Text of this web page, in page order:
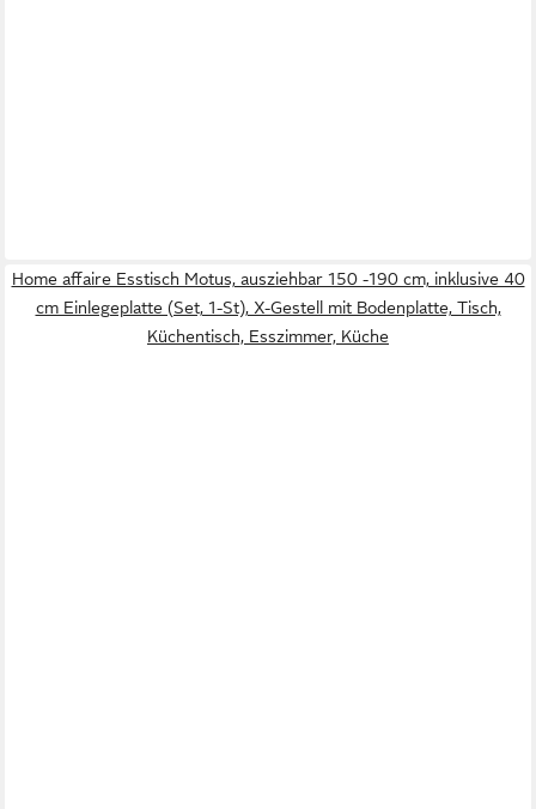
Home affaire Esstisch Motus, ausziehbar 150 -190 cm, inklusive 40
cm Einlegeplatte (Set, 1-St), X-Gestell mit Bodenplatte, Tisch,
Küchentisch, Esszimmer, Küche